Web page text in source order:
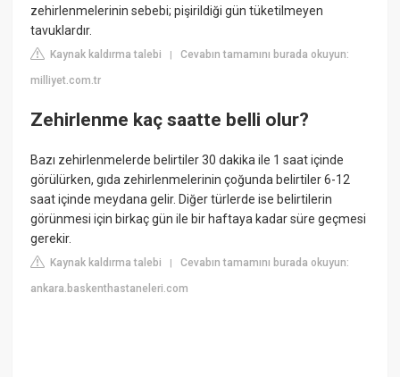
zehirlenmelerinin sebebi; pişirildiği gün tüketilmeyen
tavuklardır.
Kaynak kaldırma talebi |Cevabın tamamını burada okuyun:
milliyet.com.tr
Zehirlenme kaç saatte belli olur?
Bazı zehirlenmelerde belirtiler 30 dakika ile 1 saat içinde
görülürken, gıda zehirlenmelerinin çoğunda belirtiler 6-12
saat içinde meydana gelir. Diğer türlerde ise belirtilerin
görünmesi için birkaç gün ile bir haftaya kadar süre geçmesi
gerekir.
Kaynak kaldırma talebi |Cevabın tamamını burada okuyun:
ankara.baskenthastaneleri.com